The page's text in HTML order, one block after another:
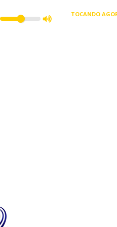
TOCANDO